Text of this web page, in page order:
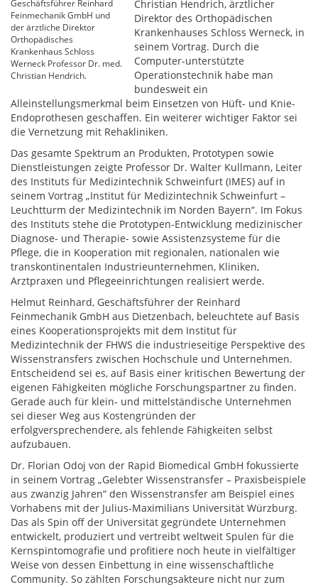
Geschäftsführer Reinhard
Feinmechanik GmbH und
der ärztliche Direktor
Orthopädisches
Krankenhaus Schloss
Werneck Professor Dr. med.
Christian Hendrich.
Christian Hendrich, ärztlicher
Direktor des Orthopädischen
Krankenhauses Schloss Werneck, in
seinem Vortrag. Durch die
Computer-unterstützte
Operationstechnik habe man
bundesweit ein
Alleinstellungsmerkmal beim Einsetzen von Hüft- und Knie-
Endoprothesen geschaffen. Ein weiterer wichtiger Faktor sei
die Vernetzung mit Rehakliniken.
Das gesamte Spektrum an Produkten, Prototypen sowie
Dienstleistungen zeigte Professor Dr. Walter Kullmann, Leiter
des Instituts für Medizintechnik Schweinfurt (IMES) auf in
seinem Vortrag „Institut für Medizintechnik Schweinfurt –
Leuchtturm der Medizintechnik im Norden Bayern“. Im Fokus
des Instituts stehe die Prototypen-Entwicklung medizinischer
Diagnose- und Therapie- sowie Assistenzsysteme für die
Pflege, die in Kooperation mit regionalen, nationalen wie
transkontinentalen Industrieunternehmen, Kliniken,
Arztpraxen und Pflegeeinrichtungen realisiert werde.
Helmut Reinhard, Geschäftsführer der Reinhard
Feinmechanik GmbH aus Dietzenbach, beleuchtete auf Basis
eines Kooperationsprojekts mit dem Institut für
Medizintechnik der FHWS die industrieseitige Perspektive des
Wissenstransfers zwischen Hochschule und Unternehmen.
Entscheidend sei es, auf Basis einer kritischen Bewertung der
eigenen Fähigkeiten mögliche Forschungspartner zu finden.
Gerade auch für klein- und mittelständische Unternehmen
sei dieser Weg aus Kostengründen der
erfolgversprechendere, als fehlende Fähigkeiten selbst
aufzubauen.
Dr. Florian Odoj von der Rapid Biomedical GmbH fokussierte
in seinem Vortrag „Gelebter Wissenstransfer – Praxisbeispiele
aus zwanzig Jahren“ den Wissenstransfer am Beispiel eines
Vorhabens mit der Julius-Maximilians Universität Würzburg.
Das als Spin off der Universität gegründete Unternehmen
entwickelt, produziert und vertreibt weltweit Spulen für die
Kernspintomografie und profitiere noch heute in vielfältiger
Weise von dessen Einbettung in eine wissenschaftliche
Community. So zählten Forschungsakteure nicht nur zum